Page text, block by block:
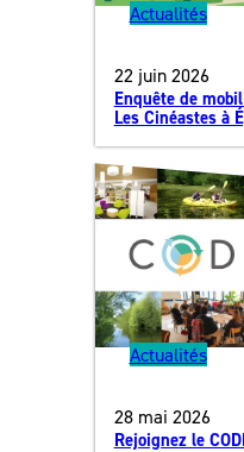
Actualités
22 juin 2026
Enquête de
Les Cinéastes à
Actualités
28 mai 2026
Rejoignez le